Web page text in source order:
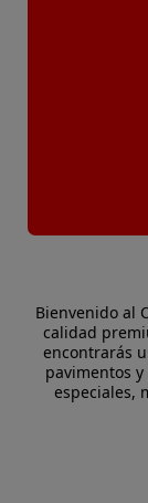
Bienvenido al
calidad
encontrarás
pavimentos
especiales,
Nuestro
proyectos